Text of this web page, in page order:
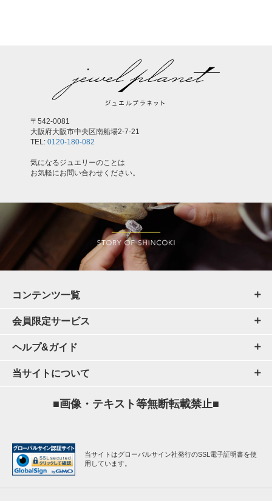
〒542-0081
大阪府大阪市中央区南船場2-7-21
TEL: 0120-180-082
気になるジュエリーのことは
お気軽にお問い合わせください。
コンテンツ一覧
会員限定サービス
ヘルプ&ガイド
当サイトについて
■画像・テキスト等無断転載禁止■
当サイトはグローバルサイン社発行のSSL電子証明書を使
用しています。